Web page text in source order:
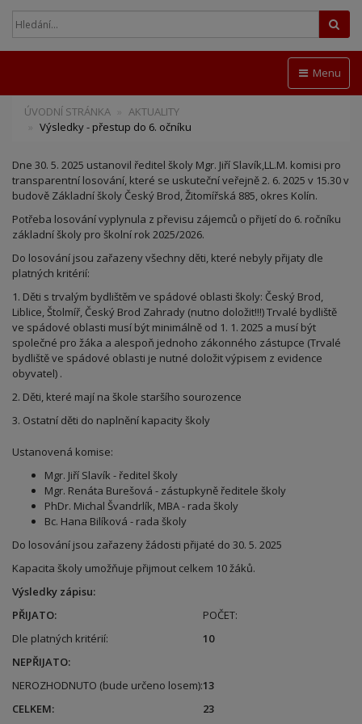
Menu
ÚVODNÍ STRÁNKA
AKTUALITY
Výsledky - přestup do 6. očníku
Dne 30. 5. 2025 ustanovil ředitel školy Mgr. Jiří Slavík,LL.M. komisi pro
transparentní losování, které se uskuteční veřejně 2. 6. 2025 v 15.30 v
budově Základní školy Český Brod, Žitomířská 885, okres Kolín.
Potřeba losování vyplynula z převisu zájemců o přijetí do 6. ročníku
základní školy pro školní rok 2025/2026.
Do losování jsou zařazeny všechny děti, které nebyly přijaty dle
platných kritérií:
1. Děti s trvalým bydlištěm ve spádové oblasti školy: Český Brod,
Liblice, Štolmíř, Český Brod Zahrady (nutno doložit!!!) Trvalé bydliště
ve spádové oblasti musí být minimálně od 1. 1. 2025 a musí být
společné pro žáka a alespoň jednoho zákonného zástupce (Trvalé
bydliště ve spádové oblasti je nutné doložit výpisem z evidence
obyvatel) .
2. Děti, které mají na škole staršího sourozence
3. Ostatní děti do naplnění kapacity školy
Ustanovená komise:
Mgr. Jiří Slavík - ředitel školy
Mgr. Renáta Burešová - zástupkyně ředitele školy
PhDr. Michal Švandrlík, MBA - rada školy
Bc. Hana Bilíková - rada školy
Do losování jsou zařazeny žádosti přijaté do 30. 5. 2025
Kapacita školy umožňuje přijmout celkem 10 žáků.
Výsledky zápisu:
PŘIJATO:
POČET:
Dle platných kritérií:
10
NEPŘIJATO:
NEROZHODNUTO (bude určeno losem):13
CELKEM:
23